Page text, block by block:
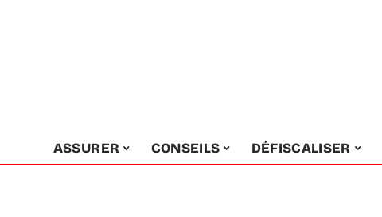
ASSURER CONSEILS DÉFISCALISER